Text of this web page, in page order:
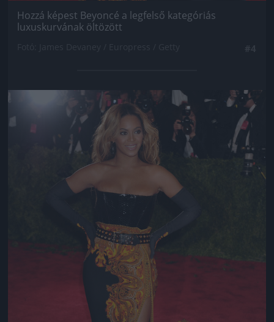
Hozzá képest Beyoncé a legfelső kategóriás
luxuskurvának öltözött
Jön még kép!